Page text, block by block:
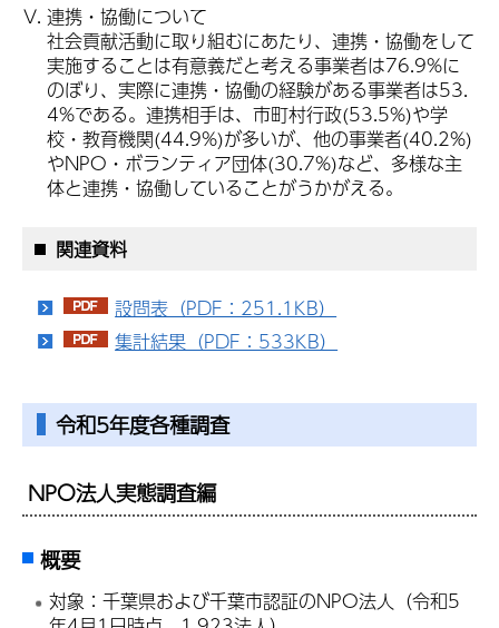
連携・協働について
社会貢献活動に取り組むにあたり、連携・協働をして
実施することは有意義だと考える事業者は76.9%に
のぼり、実際に連携・協働の経験がある事業者は53.
4%である。連携相手は、市町村行政(53.5%)や学
校・教育機関(44.9%)が多いが、他の事業者(40.2%)
やNPO・ボランティア団体(30.7%)など、多様な主
体と連携・協働していることがうかがえる。
関連資料
設問表（PDF：251.1KB）
集計結果（PDF：533KB）
令和5年度各種調査
NPO法人実態調査編
概要
対象：千葉県および千葉市認証のNPO法人（令和5